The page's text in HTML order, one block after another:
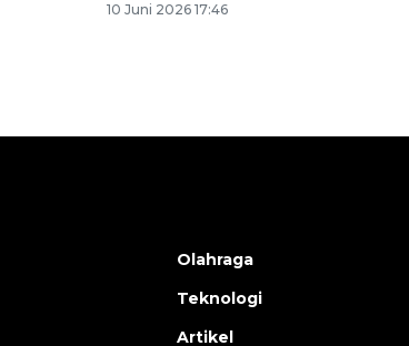
10 Juni 2026 17:46
Olahraga
Teknologi
Artikel